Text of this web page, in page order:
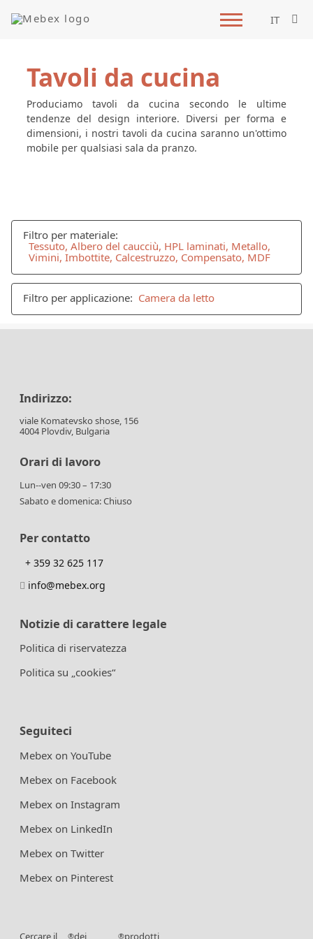
IT
Tavoli da cucina
Produciamo tavoli da cucina secondo le ultime
tendenze del design interiore. Diversi per forma e
dimensioni, i nostri tavoli da cucina saranno un'ottimo
mobile per qualsiasi sala da pranzo.
Filtro per materiale:
Tessuto, Albero del caucciù, HPL laminati, Metallo,
Vimini, Imbottite, Calcestruzzo, Compensato, MDF
Filtro per applicazione: Camera da letto
Indirizzo:
viale Komatevsko shose, 156
4004 Plovdiv, Bulgaria
Orari di lavoro
Lun--ven 09:30 – 17:30
Sabato e domenica: Chiuso
Per contatto
+ 359 32 625 117
info@mebex.org
Notizie di carattere legale
Politica di riservatezza
Politica su „cookies“
Seguiteci
Mebex on YouTube
Mebex on Facebook
Mebex on Instagram
Mebex on LinkedIn
Mebex on Twitter
Mebex on Pinterest
Cercare il ®dei ®prodotti